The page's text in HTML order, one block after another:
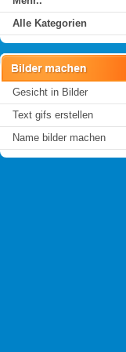
Alle Kategorien
Gesicht in Bilder
Text gifs erstellen
Name bilder machen